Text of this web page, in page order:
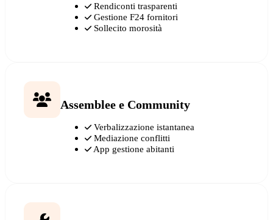
Rendiconti trasparenti
Gestione F24 fornitori
Sollecito morosità
Assemblee e Community
Verbalizzazione istantanea
Mediazione conflitti
App gestione abitanti